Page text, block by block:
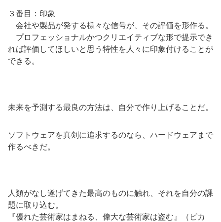
３番目：印象
会社や製品が発する様々な信号が、その評価を形作る。
プロフェッショナルかつクリエイティブな形で提示でき
れば評価してほしいと思う特性を人々に印象付けることが
できる。
未来を予測する最良の方法は、自分で作り上げることだ。
ソフトウェアを真剣に追求するのなら、ハードウェアまで
作るべきだ。
人類がなし遂げてきた最高のものに触れ、それを自分の課
題に取り込む。
『優れた芸術家はまねる、偉大な芸術家は盗む』（ピカ